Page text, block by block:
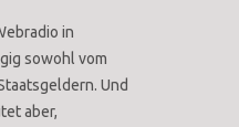
in
sowohl vom
Und
aber,